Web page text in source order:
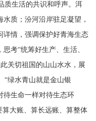
质生活的共识和呼声。洱
质；汾河沿岸驻足凝望，
详情，强调保护好青海生态
考“统筹好生产、生活、
关切祖国的山山水水，展
“绿水青山就是金山银
待生命一样对待生态环
算大账、算长远账、算整体